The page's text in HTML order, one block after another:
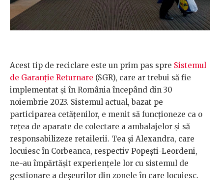
Acest tip de reciclare este un prim pas spre Sistemul
de Garanție Returnare (SGR), care ar trebui să fie
implementat și în România începând din 30
noiembrie 2023. Sistemul actual, bazat pe
participarea cetățenilor, e menit să funcționeze ca o
rețea de aparate de colectare a ambalajelor și să
responsabilizeze retailerii. Tea și Alexandra, care
locuiesc în Corbeanca, respectiv Popești-Leordeni,
ne-au împărtășit experiențele lor cu sistemul de
gestionare a deșeurilor din zonele în care locuiesc.